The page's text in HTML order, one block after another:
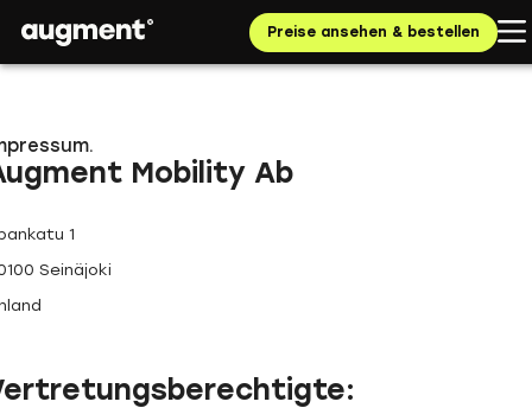
Preise ansehen & bestellen
Mobility Ab
1
Seinäjoki